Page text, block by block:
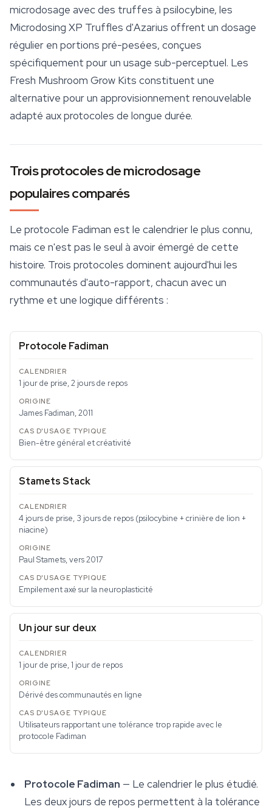
microdosage avec des truffes à psilocybine, les
Microdosing XP Truffles d'Azarius offrent un dosage
régulier en portions pré-pesées, conçues
spécifiquement pour un usage sub-perceptuel. Les
Fresh Mushroom Grow Kits constituent une
alternative pour un approvisionnement renouvelable
adapté aux protocoles de longue durée.
Trois protocoles de microdosage
populaires comparés
Le protocole Fadiman est le calendrier le plus connu,
mais ce n'est pas le seul à avoir émergé de cette
histoire. Trois protocoles dominent aujourd'hui les
communautés d'auto-rapport, chacun avec un
rythme et une logique différents :
Protocole Fadiman
1 jour de prise, 2 jours de repos
James Fadiman, 2011
Bien-être général et créativité
Stamets Stack
4 jours de prise, 3 jours de repos (psilocybine + crinière de lion +
niacine)
Paul Stamets, vers 2017
Empilement axé sur la neuroplasticité
Un jour sur deux
1 jour de prise, 1 jour de repos
Dérivé des communautés en ligne
Utilisateurs rapportant une tolérance trop rapide avec le
protocole Fadiman
Protocole Fadiman — Le calendrier le plus étudié.
Les deux jours de repos permettent à la tolérance